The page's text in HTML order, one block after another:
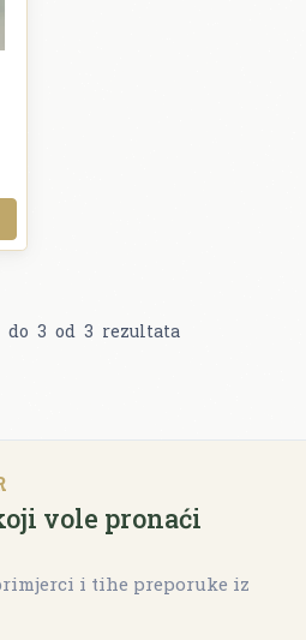
do 3 od 3 rezultata
vole pronaći
i tihe preporuke iz